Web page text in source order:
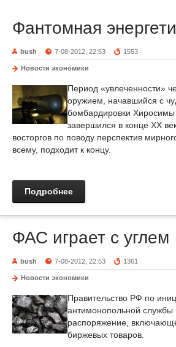
Фантомная
bush 7-08-2012, 22:53 1553
Новости экономики
Период «увлеченности»
оружием, начавшийся с
бомбардировки Хиросимы
завершился в конце ХХ
восторгов по поводу перспектив
всему, подходит к концу.
Подробнее
ФАС играет с углем
bush 7-08-2012, 22:53 1361
Новости экономики
Правительство РФ по
антимонопольной
распоряжение,
биржевых товаров.